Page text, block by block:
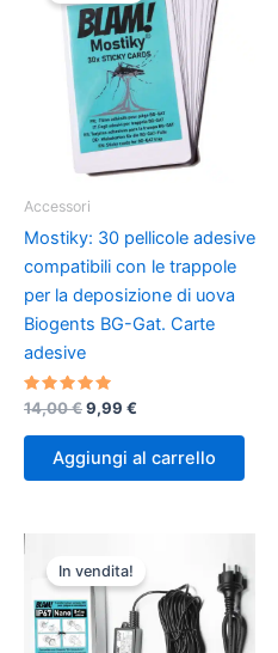
Accessori
Mostiky: 30 pellicole adesive
compatibili con le trappole
per la deposizione di uova
Biogents BG-Gat. Carte
adesive
Valutato
4.80
su 5
14,00€Il
originale
era:
9,99 €
attuale
è:
Aggiungi al carrello
In vendita!